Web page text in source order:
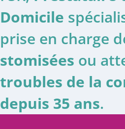
Domicile
prise en charge
stomisées ou
troubles de la
depuis 35 ans.